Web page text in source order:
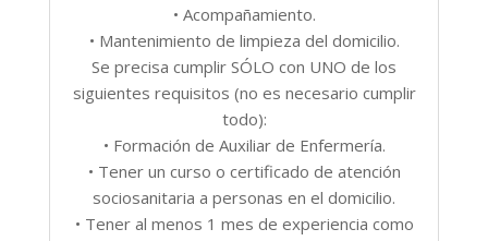
• Acompañamiento.
• Mantenimiento de limpieza del domicilio.
Se precisa cumplir SÓLO con UNO de los
siguientes requisitos (no es necesario cumplir
todo):
• Formación de Auxiliar de Enfermería.
• Tener un curso o certificado de atención
sociosanitaria a personas en el domicilio.
• Tener al menos 1 mes de experiencia como